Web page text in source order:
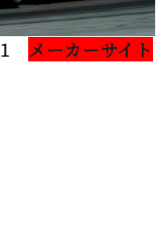
メーカーサイト